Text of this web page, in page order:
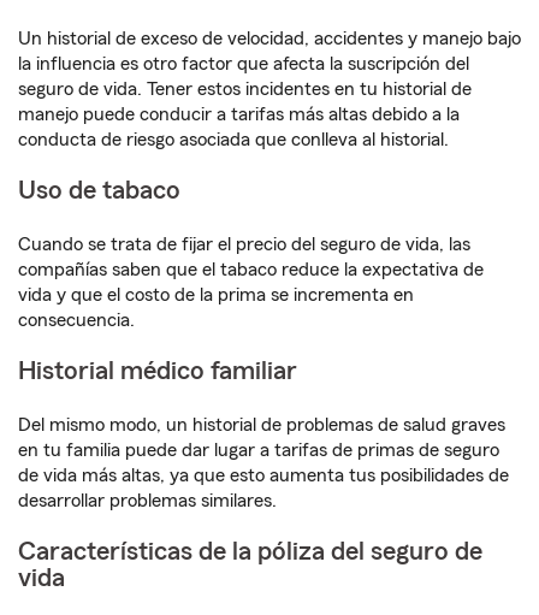
Un historial de exceso de velocidad, accidentes y manejo bajo
la influencia es otro factor que afecta la suscripción del
seguro de vida. Tener estos incidentes en tu historial de
manejo puede conducir a tarifas más altas debido a la
conducta de riesgo asociada que conlleva al historial.
Uso de tabaco
Cuando se trata de fijar el precio del seguro de vida, las
compañías saben que el tabaco reduce la expectativa de
vida y que el costo de la prima se incrementa en
consecuencia.
Historial médico familiar
Del mismo modo, un historial de problemas de salud graves
en tu familia puede dar lugar a tarifas de primas de seguro
de vida más altas, ya que esto aumenta tus posibilidades de
desarrollar problemas similares.
Características de la póliza del seguro de
vida